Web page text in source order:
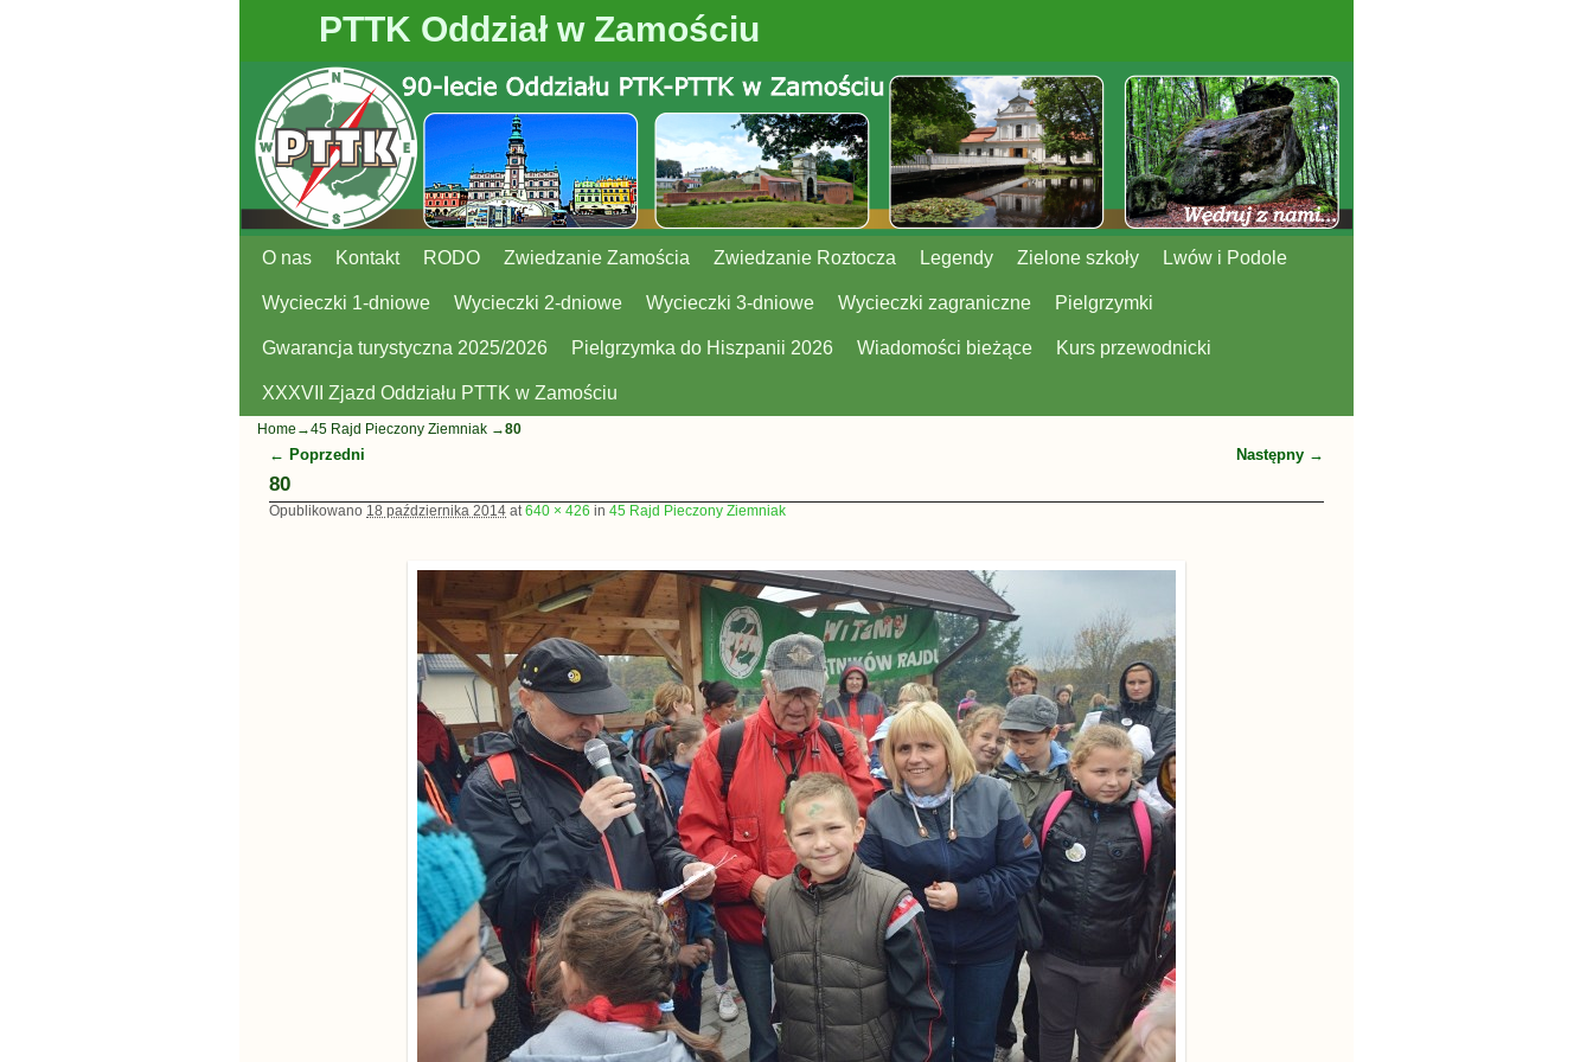
PTTK Oddział w Zamościu
Przejdź do głównej treści
Przejdź do
O nas Kontakt RODO Zwiedzanie Zamościa Zwiedzanie Roztocza Legendy Zielone szkoły Lwów i Podole
Wycieczki 1-dniowe Wycieczki 2-dniowe Wycieczki 3-dniowe Wycieczki zagraniczne Pielgrzymki
Gwarancja turystyczna 2025/2026 Pielgrzymka do Hiszpanii 2026 Wiadomości bieżące Kurs przewodnicki
XXXVII Zjazd Oddziału PTTK w Zamościu
Home →45 Rajd Pieczony Ziemniak →80
Nawigacja
← Poprzedni Następny →
80
Opublikowano 18 października 2014 at 640 × 426 in 45 Rajd Pieczony Ziemniak